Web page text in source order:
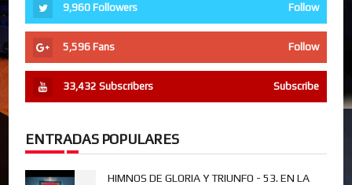
9,960 Followers Follow
5,596 Fans Follow
33,432 Subscribers Subscribe
ENTRADAS POPULARES
HIMNOS DE GLORIA Y TRIUNFO - 53. EN LA